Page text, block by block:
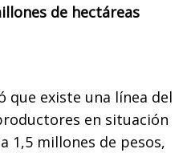
de hectáreas
que existe una línea del
en situación
1,5 millones de pesos,